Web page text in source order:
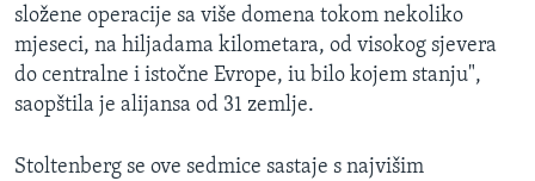
složene operacije sa više domena tokom nekoliko
mjeseci, na hiljadama kilometara, od visokog sjevera
do centralne i istočne Evrope, iu bilo kojem stanju",
saopštila je alijansa od 31 zemlje.
Stoltenberg se ove sedmice sastaje s najvišim